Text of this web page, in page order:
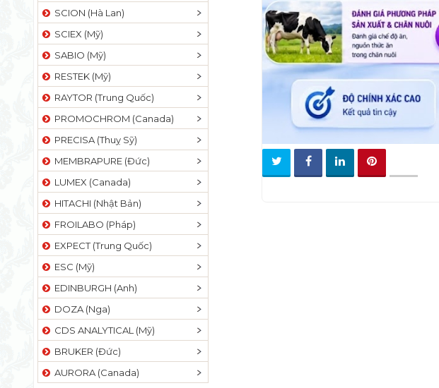
SCION (Hà Lan)
SCIEX (Mỹ)
SABIO (Mỹ)
RESTEK (Mỹ)
RAYTOR (Trung Quốc)
PROMOCHROM (Canada)
PRECISA (Thuỵ Sỹ)
MEMBRAPURE (Đức)
LUMEX (Canada)
HITACHI (Nhật Bản)
FROILABO (Pháp)
EXPECT (Trung Quốc)
ESC (Mỹ)
EDINBURGH (Anh)
DOZA (Nga)
CDS ANALYTICAL (Mỹ)
BRUKER (Đức)
AURORA (Canada)